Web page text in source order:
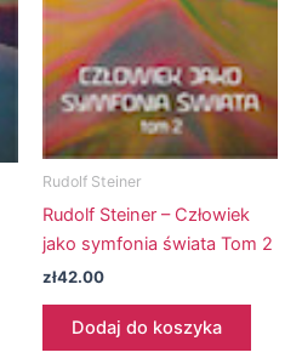
Rudolf Steiner
Rudolf Steiner – Człowiek
jako symfonia świata Tom 2
zł42.00
Dodaj do koszyka